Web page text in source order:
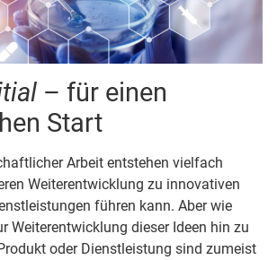
– für einen
Start
Arbeit entstehen vielfach
Weiter­entwicklung zu inno­vativen
führen kann. Aber wie
Weiter­entwicklung dieser Ideen hin zu
oder Dienst­leistung sind zumeist